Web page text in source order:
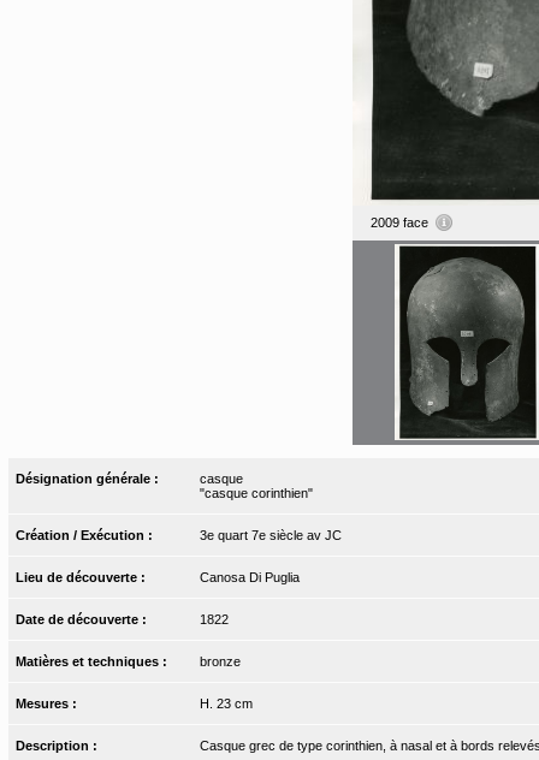
2009 face
Désignation générale :
casque
"casque corinthien"
Création / Exécution : 3e quart 7e siècle av JC
Lieu de découverte : Canosa Di Puglia
Date de découverte : 1822
Matières et techniques : bronze
Mesures : H. 23 cm
Description : Casque grec de type corinthien, à nasal et à bords